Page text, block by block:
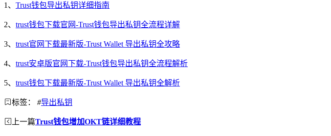
1、 Trust钱包导出私钥详细指南
2、 trust钱包下载官网-Trust钱包导出私钥全流程详解
3、 trust官网下载最新版-Trust Wallet 导出私钥全攻略
4、 trust安卓版官网下载-Trust钱包导出私钥全流程解析
5、 trust钱包下载最新版-Trust Wallet 导出私钥全解析
标签： #导出私钥
上一篇Trust钱包增加OKT链详细教程